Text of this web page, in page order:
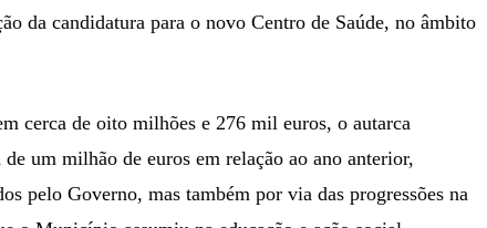
da candidatura para o novo Centro de Saúde, no âmbito
cerca de oito milhões e 276 mil euros, o autarca
um milhão de euros em relação ao ano anterior,
pelo Governo, mas também por via das progressões na